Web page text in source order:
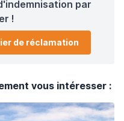
par
!
de réclamation
vous intéresser :